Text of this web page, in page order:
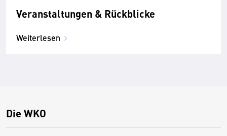
Veranstaltungen & Rückblicke
Weiterlesen
Die WKO